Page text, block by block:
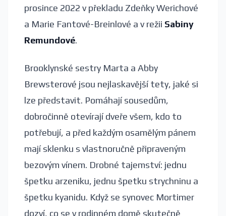
prosince 2022 v překladu Zdeňky Werichové
a Marie Fantové-Breinlové a v režii Sabiny
Remundové.
Brooklynské sestry Marta a Abby
Brewsterové jsou nejlaskavější tety, jaké si
lze představit. Pomáhají sousedům,
dobročinně otevírají dveře všem, kdo to
potřebují, a před každým osamělým pánem
mají sklenku s vlastnoručně připraveným
bezovým vínem. Drobné tajemství: jednu
špetku arzeniku, jednu špetku strychninu a
špetku kyanidu. Když se synovec Mortimer
dozví, co se v rodinném domě skutečně